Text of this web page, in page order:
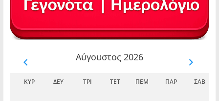
Αύγουστος 2026
ΚΥΡ ΔΕΥ ΤΡΊ ΤΕΤ ΠΈΜ ΠΑΡ ΣΆΒ